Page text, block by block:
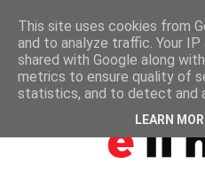
This site uses cookies from
and to analyze traffic. Your
shared with Google along
metrics to ensure quality of
statistics, and to detect and
LEARN